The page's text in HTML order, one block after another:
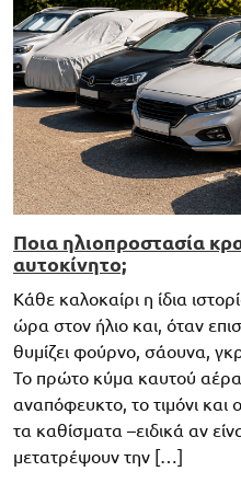
Ποια ηλιοπροστασία
αυτοκίνητο;
Κάθε καλοκαίρι η ίδια
ώρα στον ήλιο και, όταν
θυμίζει φούρνο, σάουνα,
Το πρώτο κύμα καυτού αέρα
αναπόφευκτο, το τιμόνι και
τα καθίσματα –ειδικά αν
μετατρέψουν την […]